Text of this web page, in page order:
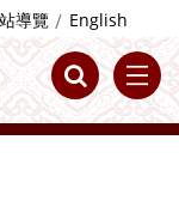
導覽 English